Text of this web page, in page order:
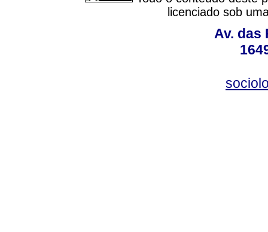
licenciado sob
Av. das